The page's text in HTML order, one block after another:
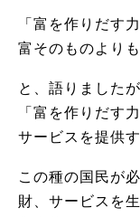
「富を作りだす力
富そのものより
と、語りました
「富を作りだす
サービスを提供
この種の国民が
財、サービスを